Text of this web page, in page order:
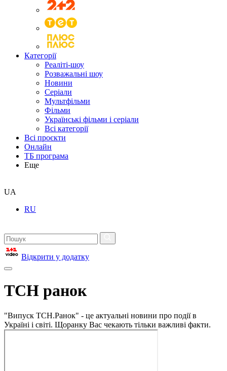
Категорії
Реаліті-шоу
Розважальні шоу
Новини
Серіали
Мультфільми
Фільми
Українські фільми і серіали
Всі категорії
Всі проєкти
Онлайн
ТБ програма
Еще
UA
RU
Відкрити у додатку
ТСН ранок
"Випуск ТСН.Ранок" - це актуальні новини про події в
Україні і світі. Щоранку Вас чекають тільки важливі факти.